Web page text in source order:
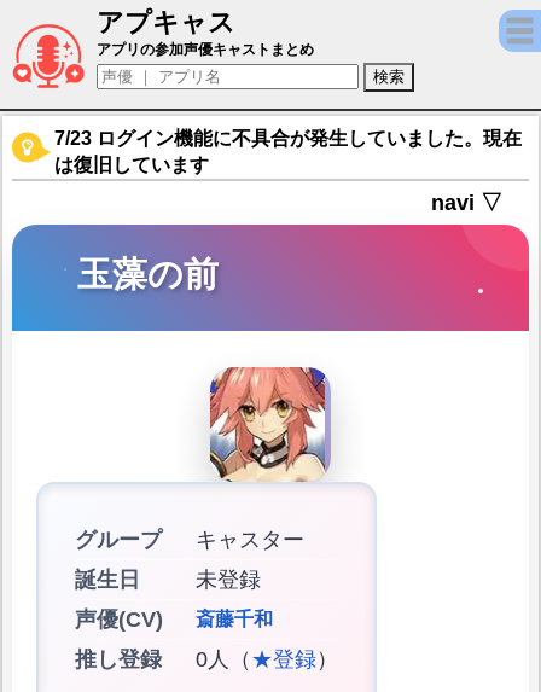
アプキャス
玉藻の前（声優：斎藤千和)【Fate/Grand
アプリの参加声優キャストまとめ
7/23 ログイン機能に不具合が発生していました。現在
は復旧しています
navi ▽
玉藻の前
グループ
キャスター
誕生日
未登録
声優(CV)
斎藤千和
推し登録 0人（ ★登録）